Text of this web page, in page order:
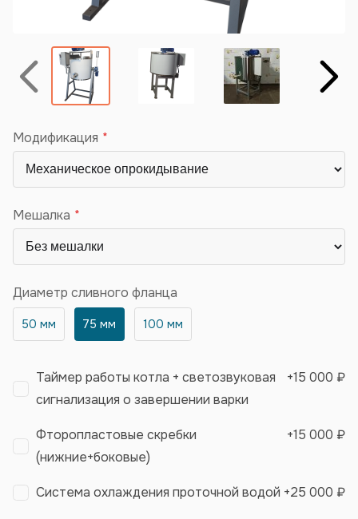
Назад Вперёд
Модификация
Мешалка
Диаметр сливного фланца
50 мм 75 мм 100 мм
Таймер работы котла + светозвуковая
сигнализация о завершении варки
+15 000 ₽
Фторопластовые скребки
(нижние+боковые)
+15 000 ₽
Система охлаждения проточной водой +25 000 ₽